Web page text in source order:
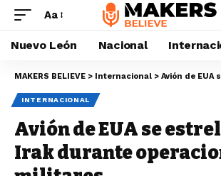
Aa
Nuevo León Nacional
MAKERS BELIEVE > Internacional > Avión de EUA se estrella
INTERNACIONAL
Avión de EUA se
Irak durante